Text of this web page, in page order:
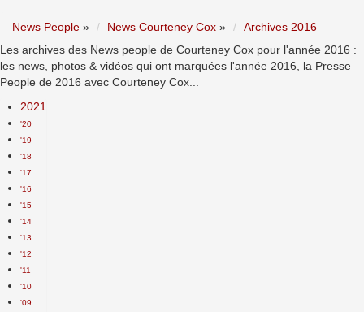
News People » News Courteney Cox »
Archives 2016
Les archives des News people de Courteney Cox pour l'année 2016 :
les news, photos & vidéos qui ont marquées l'année 2016, la Presse
People de 2016 avec Courteney Cox...
2021
'20
'19
'18
'17
'16
'15
'14
'13
'12
'11
'10
'09